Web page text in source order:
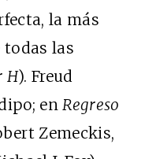
la más
todas las
H). Freud
enRegreso
Zemeckis,